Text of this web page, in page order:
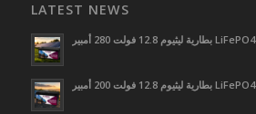
LATEST NEWS
بطارية ليثيوم 12.8 فولت 280 أمبير LiFePO4
بطارية ليثيوم 12.8 فولت 200 أمبير LiFePO4